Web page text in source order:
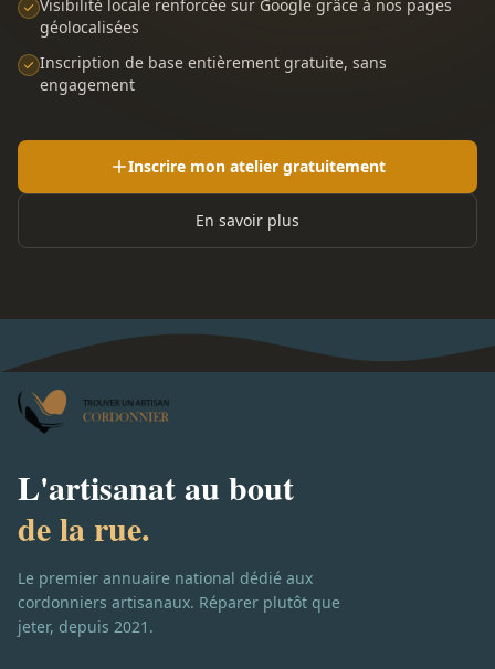
Visibilité locale renforcée sur Google grâce à nos pages
géolocalisées
Inscription de base entièrement gratuite, sans
engagement
Inscrire mon atelier gratuitement
En savoir plus
L'artisanat au bout
de la rue.
Le premier annuaire national dédié aux
cordonniers artisanaux. Réparer plutôt que
jeter, depuis 2021.